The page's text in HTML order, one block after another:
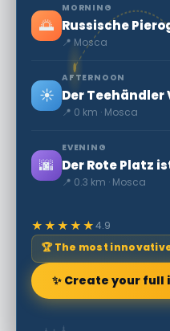
🌅
MORNING
Russische
📍 Mosca
☀️
AFTERNOON
📍 0 km · Mosca
🌆
EVENING
📍 0.3 km · Mosca
★★★★★4.9
🏆 The most
✨ Create your